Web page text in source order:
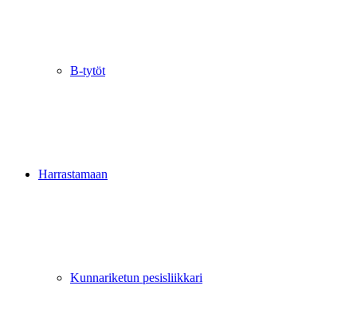
B-tytöt
Harrastamaan
Kunnariketun pesisliikkari